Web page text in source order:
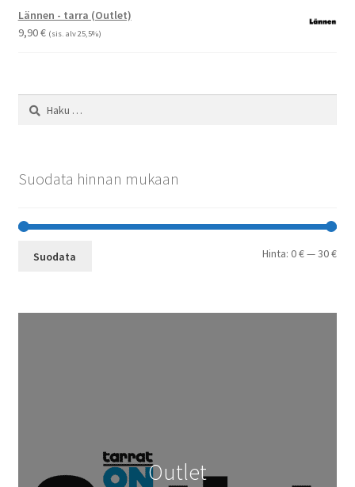
-
Lännen - tarra (Outlet)
9,90€ (sis. alv 25,5%)
Haku:
Suodata hinnan mukaan
Suodata Hinta:0 €—30 €
Outlet